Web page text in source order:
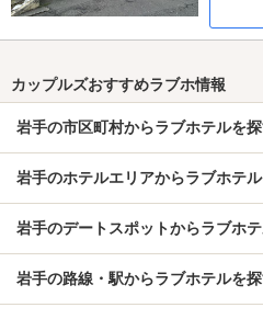
カップルズおすすめラブホ情報
岩手の市区町村からラブホテルを
岩手のホテルエリアからラブホテ
岩手のデートスポットからラブホ
岩手の路線・駅からラブホテルを